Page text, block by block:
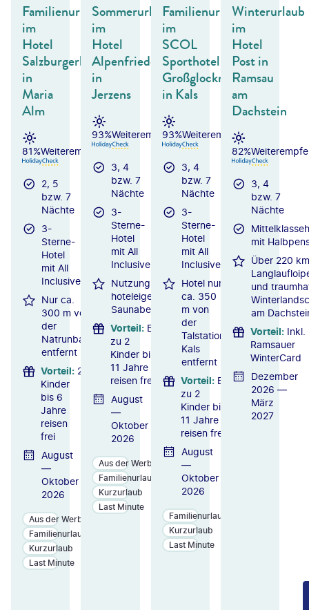
Familienurlaub
im
Hotel
Salzburgerhof
in
Maria
Alm
Weiterempfehlung
81%
2, 5
bzw. 7
Nächte
3-
Sterne-
Hotel
mit All
Inclusive
Nur ca.
300 m von
der
Natrunbahn
entfernt
Vorteil: 2
Kinder
bis 6
Jahre
reisen
frei
August
—
Oktober
2026
Aus der Werbung
Familienurlaub
Kurzurlaub
Last Minute
Sommerurlaub
im
Hotel
Alpenfriede
in
Jerzens
Weiterempfehlung
93%
3, 4
bzw. 7
Nächte
3-
Sterne-
Hotel
mit All
Inclusive
Nutzung des
hoteleigenen
Saunabereichs
Vorteil: Bis
zu 2
Kinder bis
11 Jahre
reisen frei
August
—
Oktober
2026
Aus der Werbung
Familienurlaub
Kurzurlaub
Last Minute
Familienurlaub
im
SCOL
Sporthotel
Großglockner
in Kals
Weiterempfehlung
93%
3, 4
bzw. 7
Nächte
3-
Sterne-
Hotel
mit All
Inclusive
Hotel nur
ca. 350
m von
der
Talstation
Kals
entfernt
Vorteil: Bis
zu 2
Kinder bis
11 Jahre
reisen frei
August
—
Oktober
2026
Familienurlaub
Kurzurlaub
Last Minute
Winterurlaub
im
Hotel
Post in
Ramsau
am
Dachstein
82%
3, 4
bzw. 7
Nächte
mit
Über 220 km
und
am
Vorteil: Inkl.
Ramsauer
WinterCard
Dezember
2026 —
März
2027